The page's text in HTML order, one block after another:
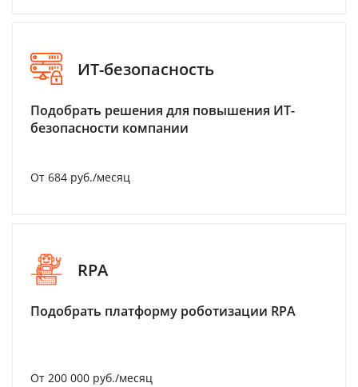
ИТ-безопасность
Подобрать решения для повышения ИТ-
безопасности компании
От 684 руб./месяц
RPA
Подобрать платформу роботизации RPA
От 200 000 руб./месяц